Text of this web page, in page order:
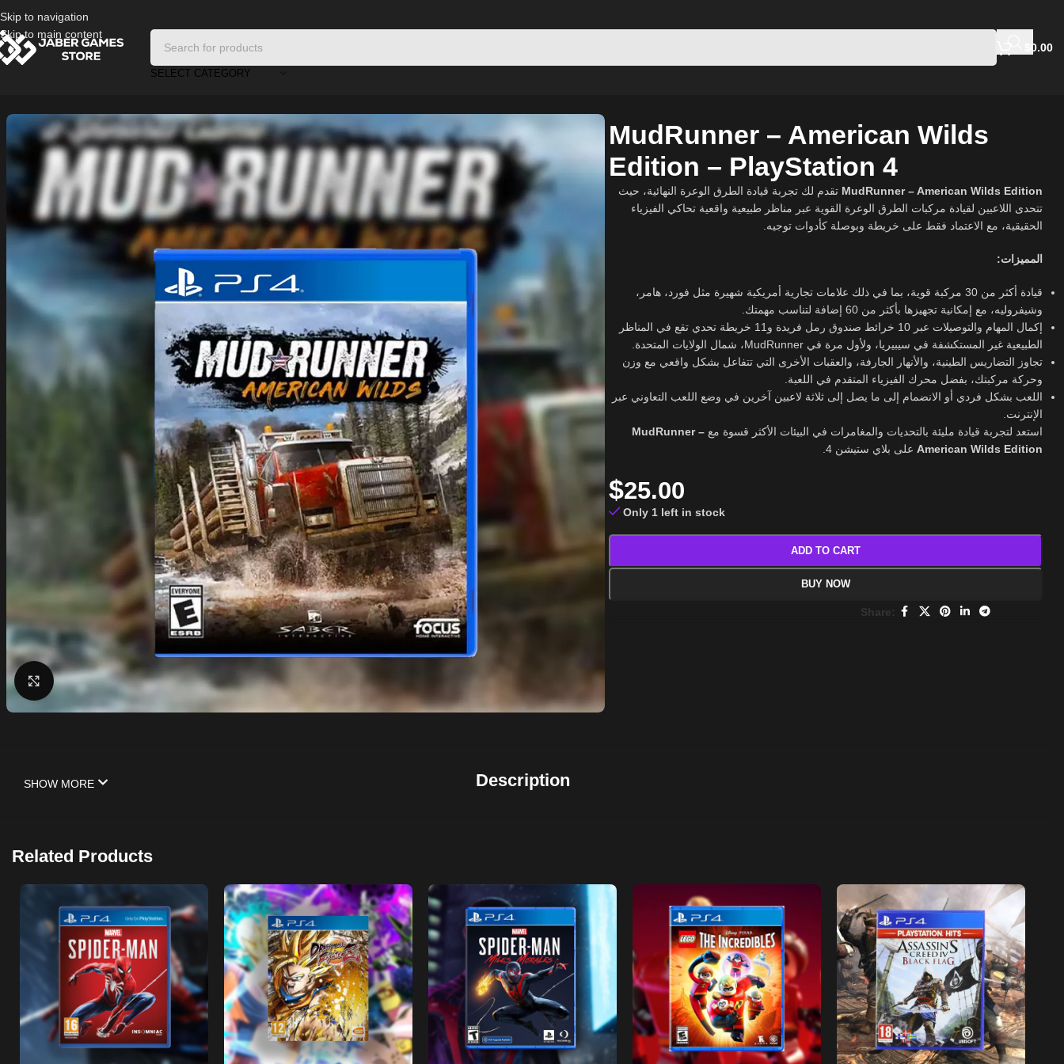
Skip to navigation
Skip to main content
SELECT CATEGORY
0.00
Playstation Games And Accessories/ MudRunner – American Wilds Edition – PlayStation 4
Click to enlarge
MudRunner – American Wilds
Edition – PlayStation 4
MudRunner – American Wilds Edition تقدم لك تجربة قيادة الطرق الوعرة النهائية، حيث
تتحدى اللاعبين لقيادة مركبات الطرق الوعرة القوية عبر مناظر طبيعية واقعية تحاكي الفيزياء
الحقيقية، مع الاعتماد فقط على خريطة وبوصلة كأدوات توجيه.
المميزات:
قيادة أكثر من 30 مركبة قوية، بما في ذلك علامات تجارية أمريكية شهيرة مثل فورد، هامر،
وشيفروليه، مع إمكانية تجهيزها بأكثر من 60 إضافة لتناسب مهمتك.
إكمال المهام والتوصيلات عبر 10 خرائط صندوق رمل فريدة و11 خريطة تحدي تقع في المناظر
الطبيعية غير المستكشفة في سيبيريا، ولأول مرة في MudRunner، شمال الولايات المتحدة.
تجاوز التضاريس الطينية، والأنهار الجارفة، والعقبات الأخرى التي تتفاعل بشكل واقعي مع وزن
وحركة مركبتك، بفضل محرك الفيزياء المتقدم في اللعبة.
اللعب بشكل فردي أو الانضمام إلى ما يصل إلى ثلاثة لاعبين آخرين في وضع اللعب التعاوني عبر
الإنترنت.
استعد لتجربة قيادة مليئة بالتحديات والمغامرات في البيئات الأكثر قسوة معMudRunner –
American Wilds Edition على بلاي ستيشن 4.
$25.00
Only 1 left in stock
ADD TO CART
BUY NOW
Share:
Description
SHOW MORE
Related Products